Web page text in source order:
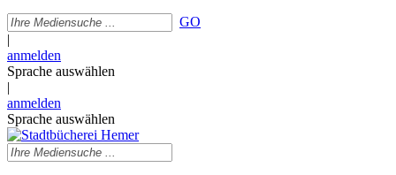
GO
|
anmelden
Sprache auswählen
|
anmelden
Sprache auswählen